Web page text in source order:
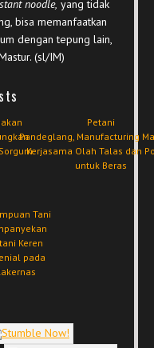
noodle, yang tidak
bisa memanfaatkan
dengan tepung lain,
(sl/IM)
Petani
Pandeglang, Manufacturing
Kerjasama Olah Talas dan
untuk Beras
Tani
Keren
pada